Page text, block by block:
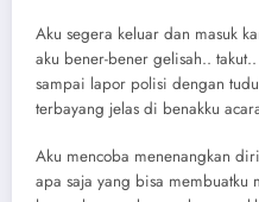
Aku segera keluar dan masuk
aku bener-bener gelisah..
sampai lapor polisi dengan
terbayang jelas di benakku
Aku mencoba menenangkan
apa saja yang bisa membuatku